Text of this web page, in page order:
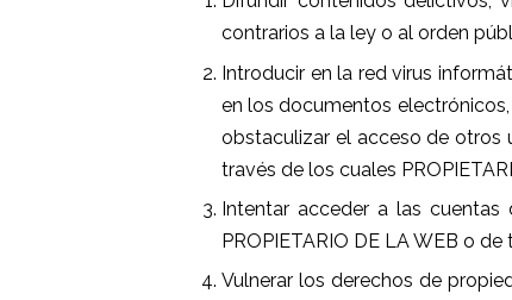
contrarios a la ley o al orden
Introducir en la red virus
en los documentos
obstaculizar el acceso de otros
través de los cuales
Intentar acceder a las
PROPIETARIO DE LA WEB o
Vulnerar los derechos de